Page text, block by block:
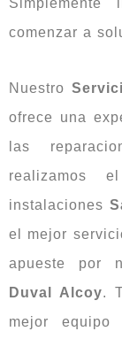
comenzar a
Nuestro
ofrece una
las
realizamos
instalaciones
el mejor
apueste por
Duval Alcoy.
mejor equipo